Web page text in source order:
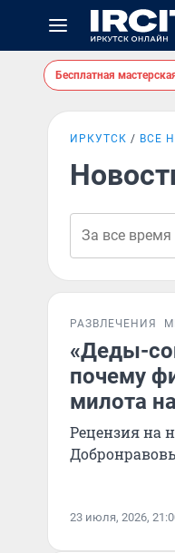
Бесплатная
ИРКУТСК ВСЕ
РАЗВЛЕЧЕНИЯ
«Деды-
почему
милота
Рецензия на
23 июля, 2026,